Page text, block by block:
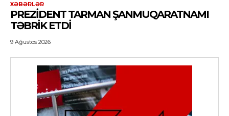
XƏBƏRLƏR
PREZIDENT TARMAN ŞANMUQARATNAMI
TƏBRIK ETDI
9 Ağustos 2026